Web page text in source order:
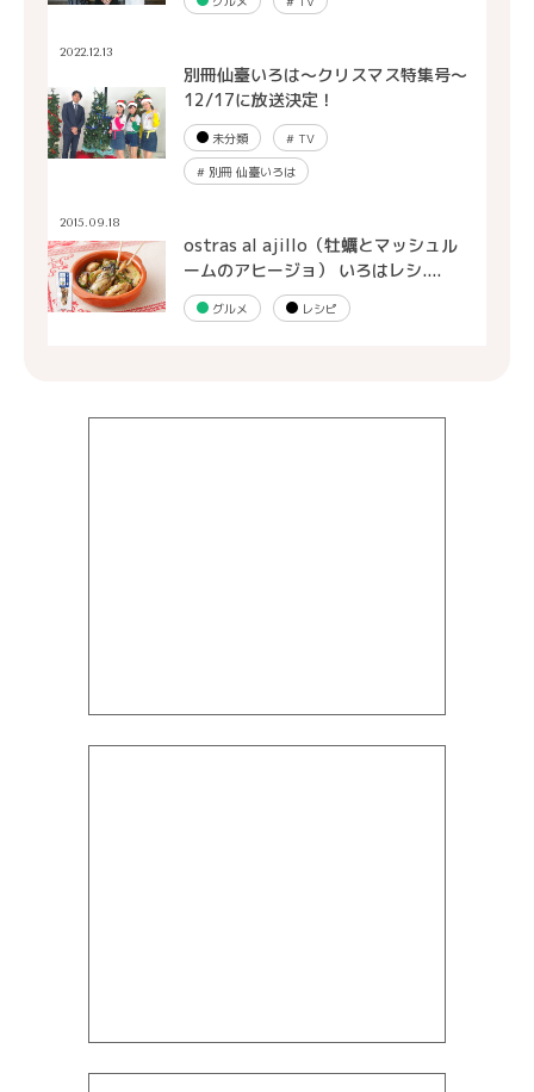
2022.12.13
別冊仙臺いろは～クリスマス特集号～
12/17に放送決定！
未分類 #TV
#別冊 仙臺いろは
2015.09.18
ostras al ajillo（牡蠣とマッシュル
ームのアヒージョ） いろはレシ....
グルメ レシピ